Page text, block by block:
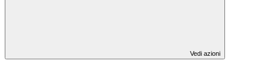
Vedi azioni